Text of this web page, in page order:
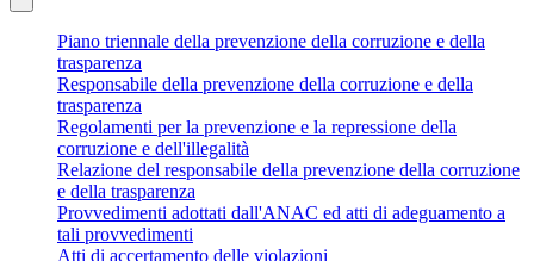
Piano triennale della prevenzione della corruzione e della
trasparenza
Responsabile della prevenzione della corruzione e della
trasparenza
Regolamenti per la prevenzione e la repressione della
corruzione e dell'illegalità
Relazione del responsabile della prevenzione della corruzione
e della trasparenza
Provvedimenti adottati dall'ANAC ed atti di adeguamento a
tali provvedimenti
Atti di accertamento delle violazioni